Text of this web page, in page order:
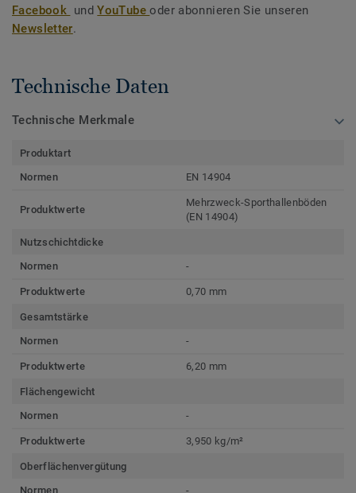
Facebook undYouTubeoder abonnieren Sie unseren
Newsletter.
Technische Daten
Technische Merkmale
Produktart
Normen
EN 14904
Produktwerte
Mehrzweck-Sporthallenböden
(EN 14904)
Nutzschichtdicke
Normen
-
Produktwerte 0,70 mm
Gesamtstärke
Normen
-
Produktwerte 6,20 mm
Flächengewicht
Normen
-
Produktwerte 3,950 kg/m²
Oberflächenvergütung
Normen
-